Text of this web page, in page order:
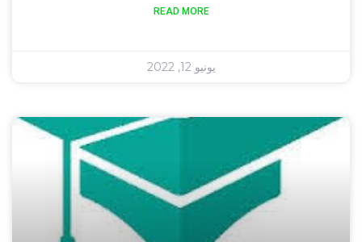
READ MORE
يونيو 12, 2022